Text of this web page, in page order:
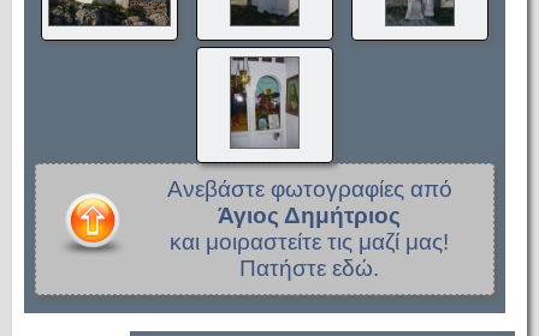
Ανεβάστε φωτογραφίες από
Άγιος Δημήτριος
και μοιραστείτε τις μαζί μας!
Πατήστε εδώ.